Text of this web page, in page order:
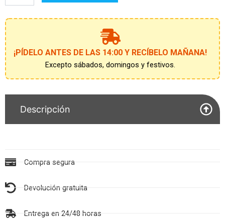
42CM
¡PÍDELO ANTES DE LAS 14:00 Y RECÍBELO MAÑANA!
Excepto sábados, domingos y festivos.
Descripción
Compra segura
Devolución gratuita
Entrega en 24/48 horas